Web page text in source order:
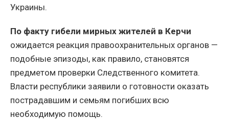
Украины.
По факту гибели мирных жителей в Керчи
ожидается реакция правоохранительных органов —
подобные эпизоды, как правило, становятся
предметом проверки Следственного комитета.
Власти республики заявили о готовности оказать
пострадавшим и семьям погибших всю
необходимую помощь.